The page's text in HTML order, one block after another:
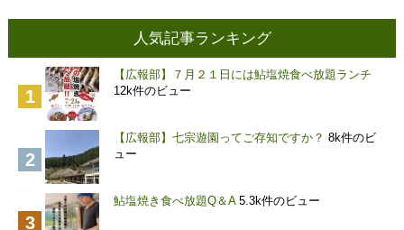
人気記事ランキング
【広報部】７月２１日には鮎塩焼食べ放題ランチ
12k件のビュー
【広報部】七宗遊園ってご存知ですか？ 8k件のビ
ュー
鮎塩焼き食べ放題Q＆A 5.3k件のビュー